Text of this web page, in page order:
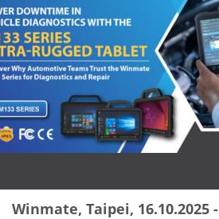
Winmate, Taipei, 16.10.2025 -